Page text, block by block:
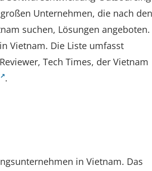
Unternehmen, die nach den
suchen, Lösungen
in Vietnam. Die Liste umfasst
Tech Times, der Vietnam
.
in Vietnam. Das